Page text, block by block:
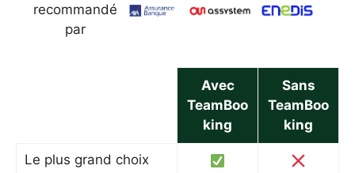
recommandé
par
Avec
TeamBoo
king
Sans
TeamBoo
king
Le plus grand choix